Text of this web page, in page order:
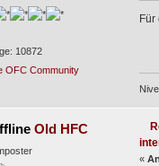
10872
Old HFC
«